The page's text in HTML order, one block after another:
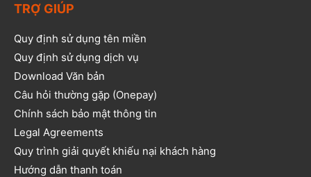
TRỢ GIÚP
Quy định sử dụng tên miền
Quy định sử dụng dịch vụ
Download Văn bản
Câu hỏi thường gặp (Onepay)
Chính sách bảo mật thông tin
Legal Agreements
Quy trình giải quyết khiếu nại khách hàng
Hướng dẫn thanh toán